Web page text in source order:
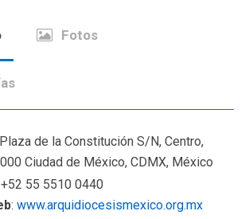
Fotos
de la Constitución S/N, Centro,
Ciudad de México, CDMX, México
55 5510 0440
: www.arquidiocesismexico.org.mx